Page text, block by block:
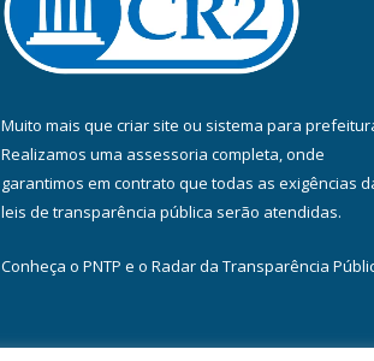
Muito mais que criar site ou sistema para
Realizamos uma assessoria completa, onde
garantimos em contrato que todas as exigências
leis de transparência pública serão atendidas.
Conheça o PNTP e o Radar da Transparência